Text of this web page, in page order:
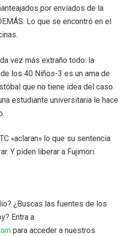
por enviados de la
Lo que se encontró en el
vez más extraño todo: la
los 40 Niños-3 es un ama de
que no tiene idea del caso.
estudiante universitaria le hace
«aclaran» lo que su sentencia
Y piden liberar a Fujimori.
¿Buscas las fuentes de los
Entra a
para acceder a nuestros